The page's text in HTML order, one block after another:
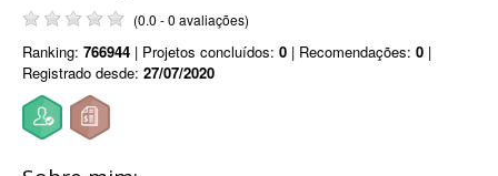
(0.0 - 0 avaliações)
Ranking: 766944 | Projetos concluídos: 0 | Recomendações: 0 |
Registrado desde: 27/07/2020